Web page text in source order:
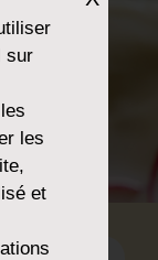
sur
les
et